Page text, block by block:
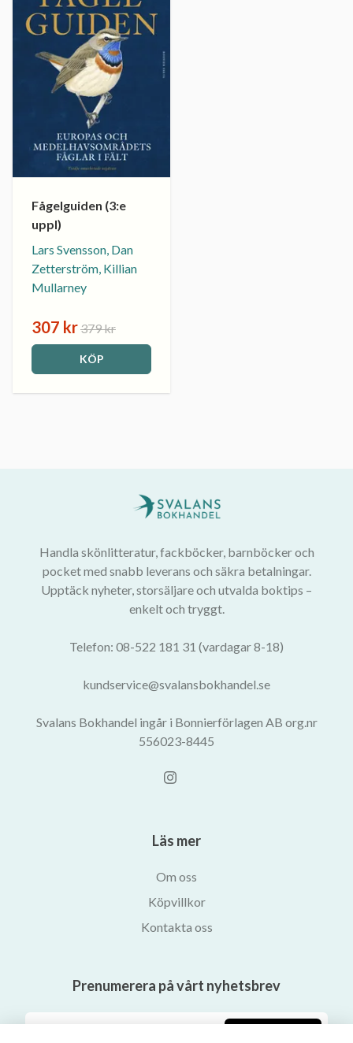
Fågelguiden (3:e
uppl)
Lars Svensson, Dan
Zetterström, Killian
Mullarney
307 kr379 kr
KÖP
Handla skönlitteratur, fackböcker, barnböcker och
pocket med snabb leverans och säkra betalningar.
Upptäck nyheter, storsäljare och utvalda boktips –
enkelt och tryggt.
Telefon: 08-522 181 31 (vardagar 8-18)
kundservice@svalansbokhandel.se
Svalans Bokhandel ingår i Bonnierförlagen AB org.nr
556023-8445
Läs mer
Om oss
Köpvillkor
Kontakta oss
Prenumerera på vårt nyhetsbrev